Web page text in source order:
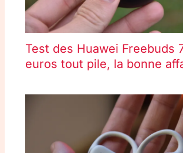
Test des Huawei Freebuds
euros tout pile, la bonne